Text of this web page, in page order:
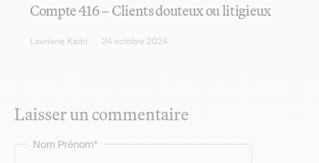
Compte 416 – Clients douteux ou litigieux
Lauriane Kadri 24 octobre 2024
Laisser un commentaire
Nom Prénom*